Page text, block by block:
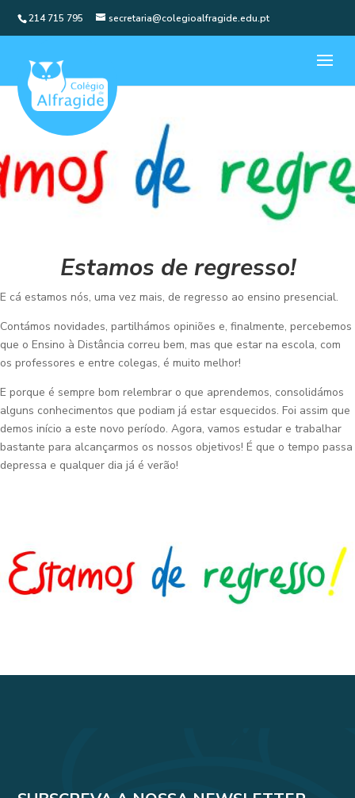
214 715 795 secretaria@colegioalfragide.edu.pt
Estamos de regresso!
E cá estamos nós, uma vez mais, de regresso ao ensino presencial.
Contámos novidades, partilhámos opiniões e, finalmente, percebemos
que o Ensino à Distância correu bem, mas que estar na escola, com
os professores e entre colegas, é muito melhor!
E porque é sempre bom relembrar o que aprendemos, consolidámos
alguns conhecimentos que podiam já estar esquecidos. Foi assim que
demos início a este novo período. Agora, vamos estudar e trabalhar
bastante para alcançarmos os nossos objetivos! É que o tempo passa
depressa e qualquer dia já é verão!